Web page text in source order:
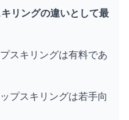
リングの違いとして最
スキリングは有料であ
プスキリングは若手向